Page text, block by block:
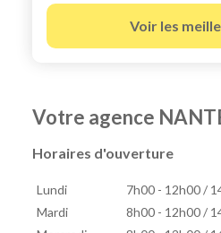
Voir les
Votre agence
Horaires d'ouverture
Lundi
7h00 - 12h00 /
Mardi
8h00 - 12h00 /